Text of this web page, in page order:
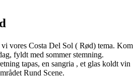
vores Costa Del Sol ( Rød) tema. Kom
fyldt med sommer stemning.
tapas, en sangria , et glas koldt vin
Rund Scene.